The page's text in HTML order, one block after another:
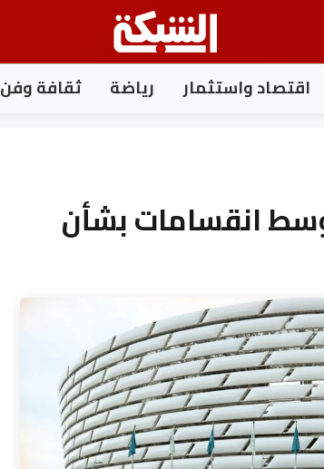
اقتصاد واستثمار رياضة ثقافة وفن
وسط انقسامات بشأن